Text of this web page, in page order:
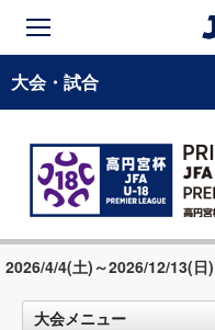
大会・試合
2026/4/4(土)～2026/12/13(日)
大会メニュー